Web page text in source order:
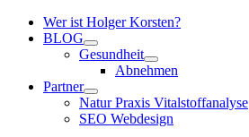
Zum
Inhalt
Wer ist Holger Korsten?
BLOG
Gesundheit
Abnehmen
Partner
Natur Praxis Vitalstoffanalyse
SEO Webdesign